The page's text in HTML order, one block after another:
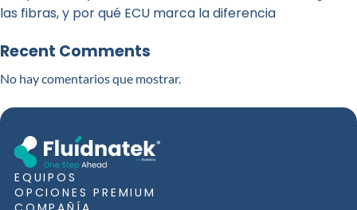
las fibras, y por qué ECU marca la diferencia
Recent Comments
No hay comentarios que mostrar.
EQUIPOS
OPCIONES PREMIUM